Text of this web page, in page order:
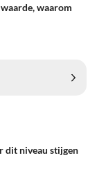
waarom
dit niveau stijgen